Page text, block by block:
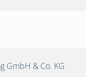
GmbH & Co. KG